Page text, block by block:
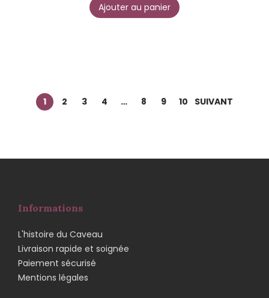
Ajouter au panier
1 2 3 4 … 8 9 10 SUIVANT
Informations
L'histoire du Caveau
Livraison rapide et soignée
Paiement sécurisé
Mentions légales